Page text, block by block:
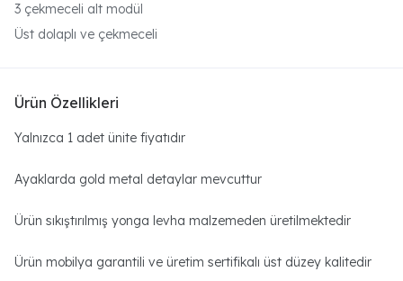
3 çekmeceli alt modül
Üst dolaplı ve çekmeceli
Ürün Özellikleri
Yalnızca 1 adet ünite fiyatıdır
Ayaklarda gold metal detaylar mevcuttur
Ürün sıkıştırılmış yonga levha malzemeden üretilmektedir
Ürün mobilya garantili ve üretim sertifikalı üst düzey kalitedir